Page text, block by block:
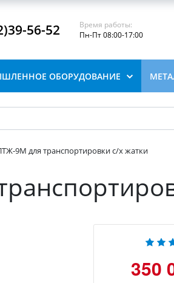
56-52
Время работы:
Пн-Пт 08:00-17:00
ОБОРУДОВАНИЕ
9М для транспортировки с/х жатки
350